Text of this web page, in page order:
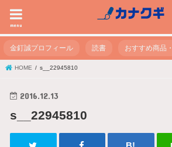
menu
金釘誠プロフィール 読書 おすすめ商品
HOME s__22945810
2016.12.13
s__22945810